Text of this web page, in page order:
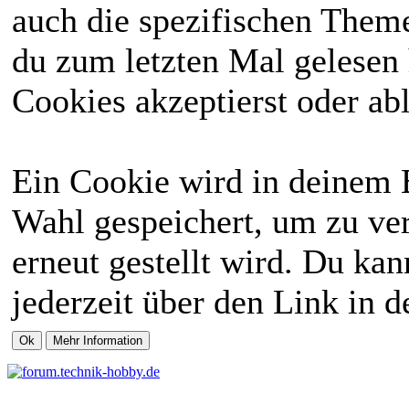
auch die spezifischen
du zum letzten Mal
Cookies akzeptierst oder
Ein Cookie wird in deinem
Wahl gespeichert, um zu
erneut gestellt wird. Du
jederzeit über den Link in